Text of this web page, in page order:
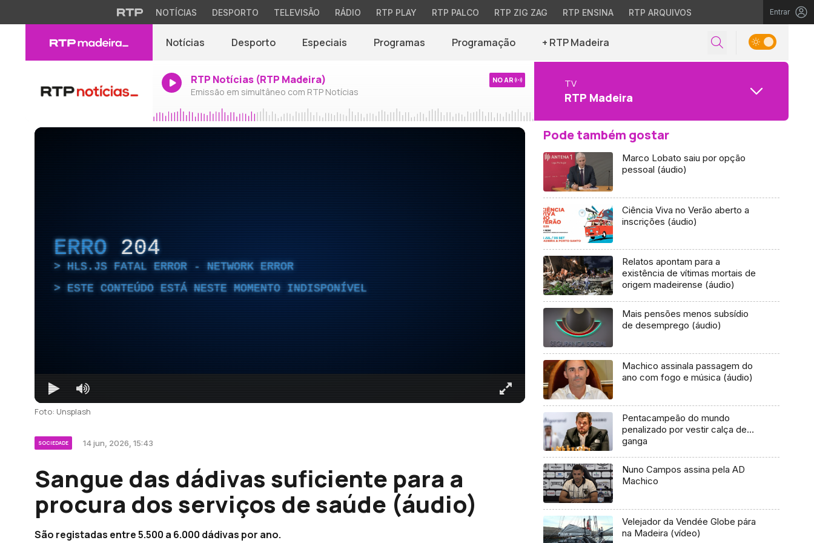
NOTÍCIAS DESPORTO TELEVISÃO RÁDIO RTP PLAY RTP PALCO RTP ZIG ZAG RTP ENSINA RTP ARQUIVOS Entrar
Notícias Desporto Especiais Programas Programação + RTP Madeira
RTP Notícias (RTP Madeira)
Emissão em simultâneo com RTP Notícias
NO AR TV
RTP Madeira
ERRO 204
HLS.JS FATAL ERROR - NETWORK ERROR
ESTE CONTEÚDO ESTÁ NESTE MOMENTO INDISPONÍVEL
Foto: Unsplash
SOCIEDADE 14 jun, 2026, 15:43
Sangue das dádivas suficiente para a
procura dos serviços de saúde (áudio)
São registadas entre 5.500 a 6.000 dádivas por ano.
Pode também gostar
Marco Lobato saiu por opção
pessoal (áudio)
Ciência Viva no Verão aberto a
inscrições (áudio)
Relatos apontam para a
existência de vítimas mortais de
origem madeirense (áudio)
Mais pensões menos subsídio
de desemprego (áudio)
Machico assinala passagem do
ano com fogo e música (áudio)
Pentacampeão do mundo
penalizado por vestir calça de…
ganga
Nuno Campos assina pela AD
Machico
Velejador da Vendée Globe pára
na Madeira (vídeo)